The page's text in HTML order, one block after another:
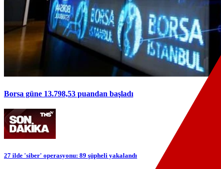
Borsa güne 13.798,53 puandan başladı
27 ilde 'siber' operasyonu: 89 şüpheli yakalandı